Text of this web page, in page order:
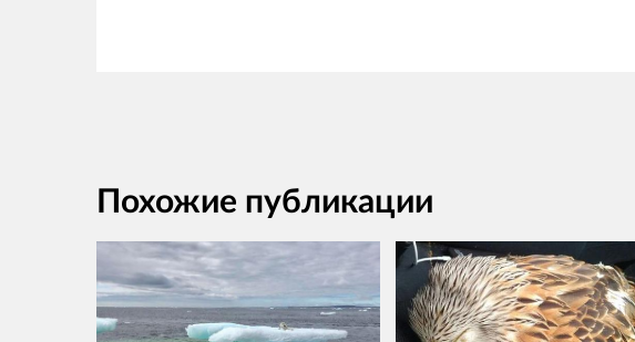
Похожие публикации